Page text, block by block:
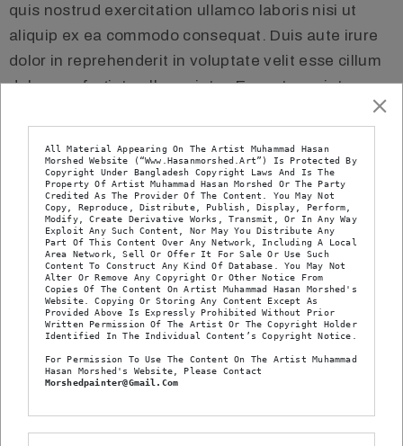
quis nostrud exercitation ullamco laboris nisi ut
aliquip ex ea commodo consequat. Duis aute irure
dolor in reprehenderit in voluptate velit esse cillum
dolore eu fugiat nulla pariatur. Excepteur sint
occaecat cupidatat non proident, sunt in culpa qui
Artist Nimrod Barshad
Early 20th century
Address: On View: Room 21, South Wall
Type: Painting, Sculpter
All Material Appearing On The Artist Muhammad Hasan
Morshed Website (“www.hasanmorshed.art”) Is Protected By
Copyright Under Bangladesh Copyright Laws And Is The
Property Of Artist Muhammad Hasan Morshed Or The Party
Credited As The Provider Of The Content. You May Not
Copy, Reproduce, Distribute, Publish, Display, Perform,
Modify, Create Derivative Works, Transmit, Or In Any Way
Exploit Any Such Content, Nor May You Distribute Any
Part Of This Content Over Any Network, Including A Local
Area Network, Sell Or Offer It For Sale Or Use Such
Content To Construct Any Kind Of Database. You May Not
Alter Or Remove Any Copyright Or Other Notice From
Copies Of The Content On Artist Muhammad Hasan Morshed's
Website. Copying Or Storing Any Content Except As
Provided Above Is Expressly Prohibited Without Prior
Written Permission Of The Artist Or The Copyright Holder
Identified In The Individual Content’s Copyright Notice.
For Permission To Use The Content On The Artist Muhammad
Morshedpainter@gmail.com